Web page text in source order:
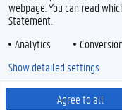
Doctoreren
Onderzoek met en
Partnerschappen
Core Facilities
Meer links
webpage. You can read
Statement.
Analytics
Agree to all
Show detailed settings